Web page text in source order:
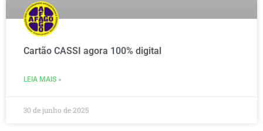
Cartão CASSI agora 100% digital
LEIA MAIS »
30 de junho de 2025